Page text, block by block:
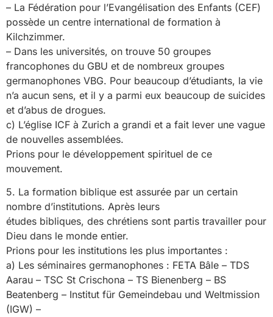
– La Fédération pour l’Evangélisation des Enfants (CEF)
possède un centre international de formation à
Kilchzimmer.
– Dans les universités, on trouve 50 groupes
francophones du GBU et de nombreux groupes
germanophones VBG. Pour beaucoup d’étudiants, la vie
n’a aucun sens, et il y a parmi eux beaucoup de suicides
et d’abus de drogues.
c) L’église ICF à Zurich a grandi et a fait lever une vague
de nouvelles assemblées.
Prions pour le développement spirituel de ce
mouvement.
5. La formation biblique est assurée par un certain
nombre d’institutions. Après leurs
études bibliques, des chrétiens sont partis travailler pour
Dieu dans le monde entier.
Prions pour les institutions les plus importantes :
a) Les séminaires germanophones : FETA Bâle – TDS
Aarau – TSC St Crischona – TS Bienenberg – BS
Beatenberg – Institut für Gemeindebau und Weltmission
(IGW) –